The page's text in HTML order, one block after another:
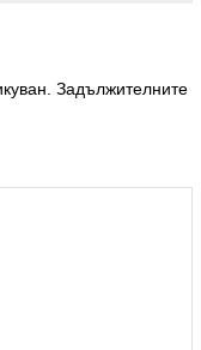
Задължителните